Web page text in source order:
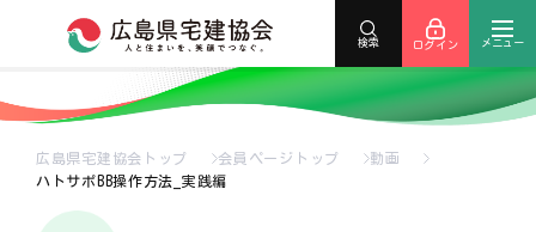
検索 ログイン メニュー
広島県宅建協会トップ 会員ページトップ
動画
ハトサポBB操作方法_実践編